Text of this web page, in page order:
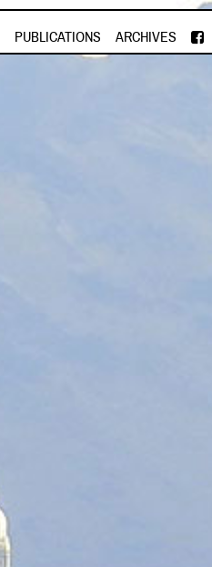
PUBLICATIONS ARCHIVES